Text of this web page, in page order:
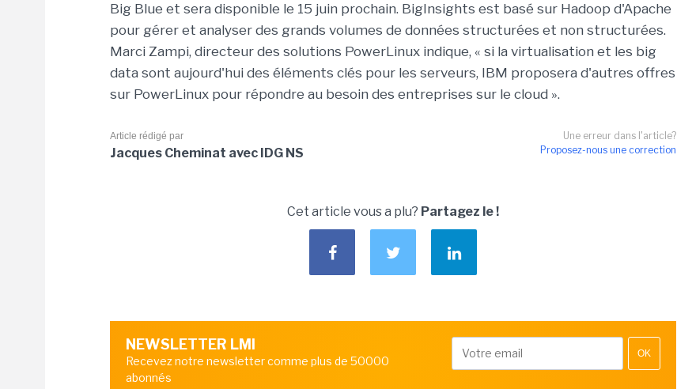
Big Blue et sera disponible le 15 juin prochain. BigInsights est basé sur Hadoop d'Apache
pour gérer et analyser des grands volumes de données structurées et non structurées.
Marci Zampi, directeur des solutions PowerLinux indique, « si la virtualisation et les big
data sont aujourd'hui des éléments clés pour les serveurs, IBM proposera d'autres offres
sur PowerLinux pour répondre au besoin des entreprises sur le cloud ».
Une erreur dans l'article?
Proposez-nous une correction
Article rédigé par
Jacques Cheminat avec IDG NS
Cet article vous a plu? Partagez le !
NEWSLETTER LMI
Recevez notre newsletter comme plus de 50000
abonnés
OK